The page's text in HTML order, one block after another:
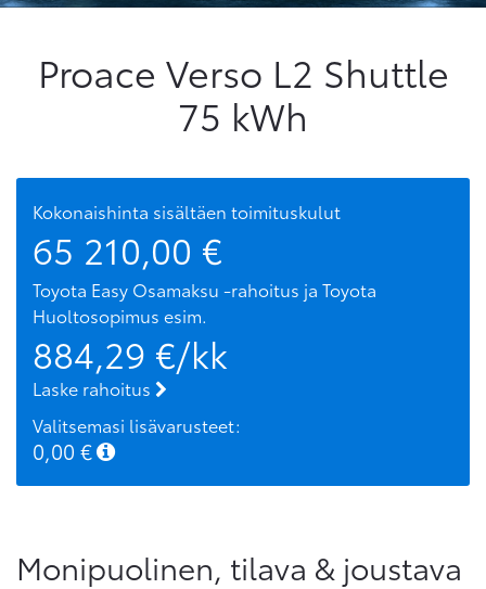
Proace Verso L2 Shuttle
75 kWh
Kokonaishinta sisältäen toimituskulut
65 210,00 €
Toyota Easy Osamaksu -rahoitus ja Toyota
Huoltosopimus esim.
884,29 €/kk
Laske rahoitus
Valitsemasi lisävarusteet:
0,00 €
Monipuolinen, tilava & joustava